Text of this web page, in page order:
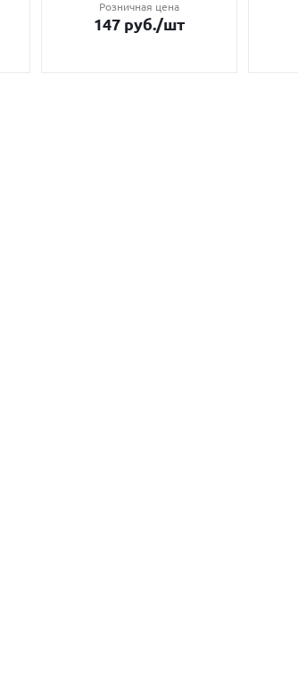
Розничная цена
147 руб./шт